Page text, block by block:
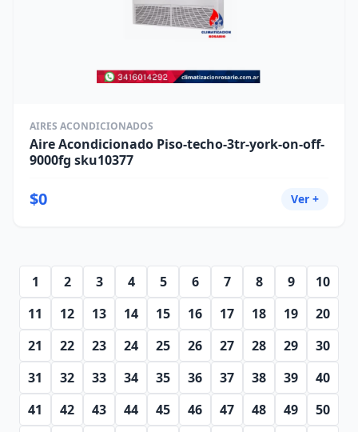
AIRES ACONDICIONADOS
Aire Acondicionado Piso-techo-3tr-york-on-off-
9000fg sku10377
$0 Ver +
1 2 3 4 5 6 7 8 9
10
11
12 13 14 15 16 17 18 19
20
21
22 23 24 25 26 27 28 29
30
31
32 33 34 35 36 37 38 39
40
41
42 43 44 45 46 47 48 49
50